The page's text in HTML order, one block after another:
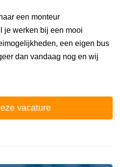
een monteur
je werken bij een mooi
een eigen bus
dan vandaag nog en wij
vacature